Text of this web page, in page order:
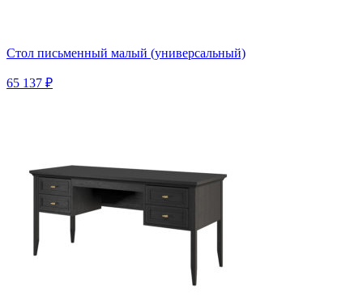
Стол письменный малый (универсальный)
65 137 ₽